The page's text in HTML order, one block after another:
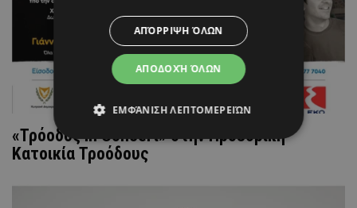
«Τρόοδος In Concert» στην Προεδρική
Κατοικία Τροόδους
ΑΠΟΔΟΧΉ ΌΛΩΝ
ΑΠΌΡΡΙΨΗ ΌΛΩΝ
ΕΜΦΆΝΙΣΗ ΛΕΠΤΟΜΕΡΕΙΏΝ